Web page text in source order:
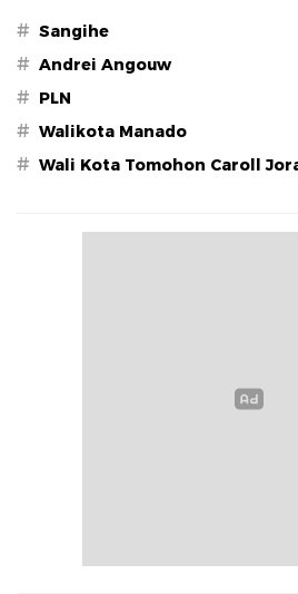
# Sangihe
# Andrei Angouw
# PLN
# Walikota Manado
# Wali Kota Tomohon Caroll